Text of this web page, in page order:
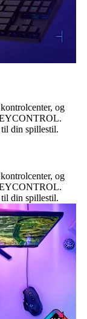
og
til din spillestil.
og
til din spillestil.